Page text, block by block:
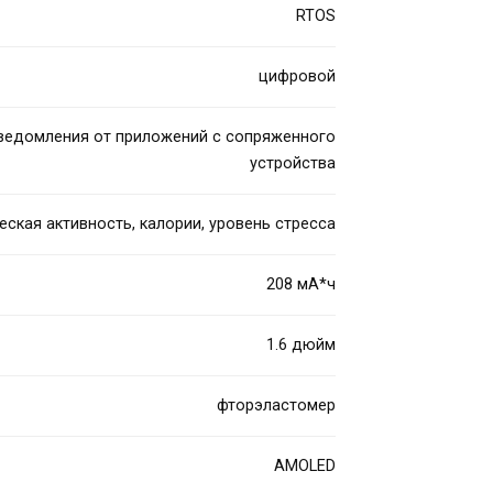
RTOS
цифровой
от приложений с сопряженного
устройства
активность, калории, уровень стресса
208 мА*ч
1.6 дюйм
фторэластомер
AMOLED